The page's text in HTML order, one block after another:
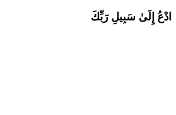
إِلَىٰ سَبِيلِ رَبِّكَ